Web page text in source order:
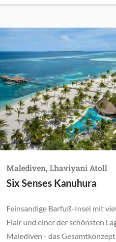
Malediven, Lhaviyani Atoll
Six Senses Kanuhura
Feinsandige Barfuß-Insel mit
Flair und einer der schönsten
Malediven - das